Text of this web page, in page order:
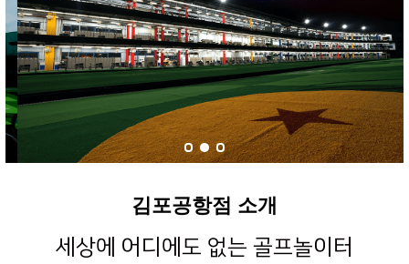
김포공항점 소개
세상에 어디에도 없는 골프놀이터